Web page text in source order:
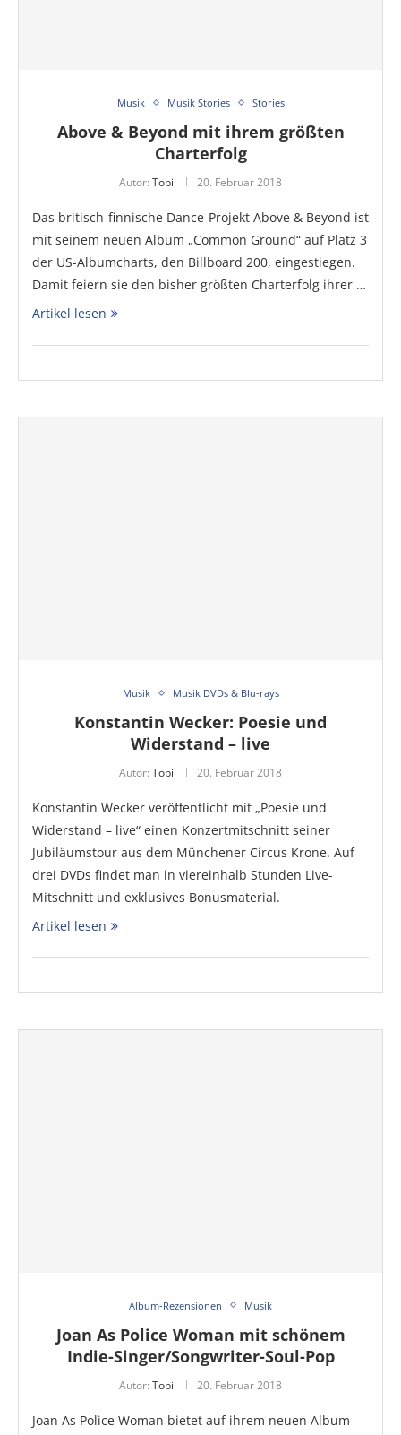
Musik Musik Stories Stories
Above & Beyond mit ihrem größten
Charterfolg
Autor: Tobi 20. Februar 2018
Das britisch-finnische Dance-Projekt Above & Beyond ist
mit seinem neuen Album „Common Ground“ auf Platz 3
der US-Albumcharts, den Billboard 200, eingestiegen.
Damit feiern sie den bisher größten Charterfolg ihrer …
Artikel lesen
Musik Musik DVDs & Blu-rays
Konstantin Wecker: Poesie und
Widerstand – live
Autor: Tobi 20. Februar 2018
Konstantin Wecker veröffentlicht mit „Poesie und
Widerstand – live“ einen Konzertmitschnitt seiner
Jubiläumstour aus dem Münchener Circus Krone. Auf
drei DVDs findet man in viereinhalb Stunden Live-
Mitschnitt und exklusives Bonusmaterial.
Artikel lesen
Album-Rezensionen Musik
Joan As Police Woman mit schönem
Indie-Singer/Songwriter-Soul-Pop
Autor: Tobi 20. Februar 2018
Joan As Police Woman bietet auf ihrem neuen Album